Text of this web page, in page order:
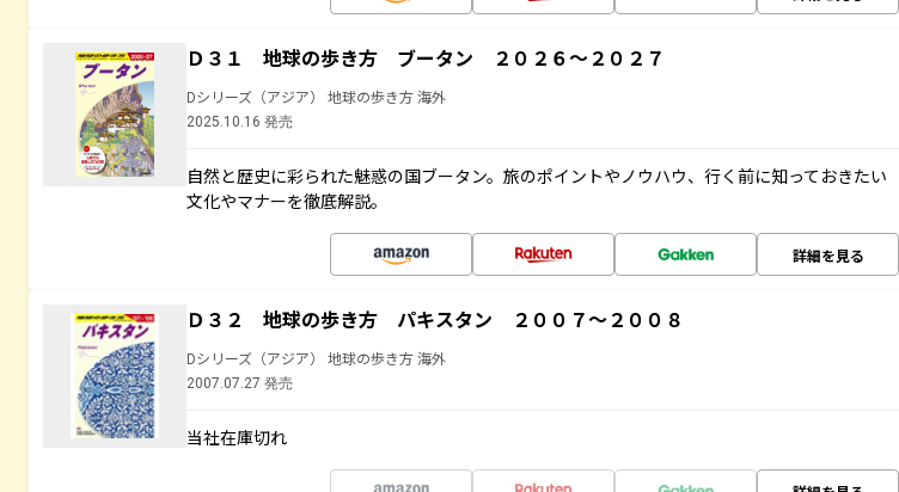
Ｄ３１ 地球の歩き方 ブータン ２０２６～２０２７
Dシリーズ（アジア） 地球の歩き方 海外
2025.10.16 発売
自然と歴史に彩られた魅惑の国ブータン。旅のポイントやノウハウ、行く前に知っておきたい
文化やマナーを徹底解説。
詳細を見る
Ｄ３２ 地球の歩き方 パキスタン ２００７～２００８
Dシリーズ（アジア） 地球の歩き方 海外
2007.07.27 発売
当社在庫切れ